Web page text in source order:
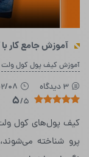
آموزش جامع کار
آموزش کیف پول کول ولت
3 دیدگاه 08
5/5
کیف پول‌های کول
پرو شناخته